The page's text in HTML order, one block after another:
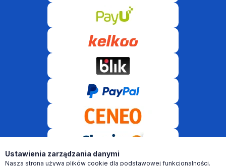
Ustawienia zarządzania danymi
Nasza strona używa plików cookie dla podstawowej funkcjonalności.